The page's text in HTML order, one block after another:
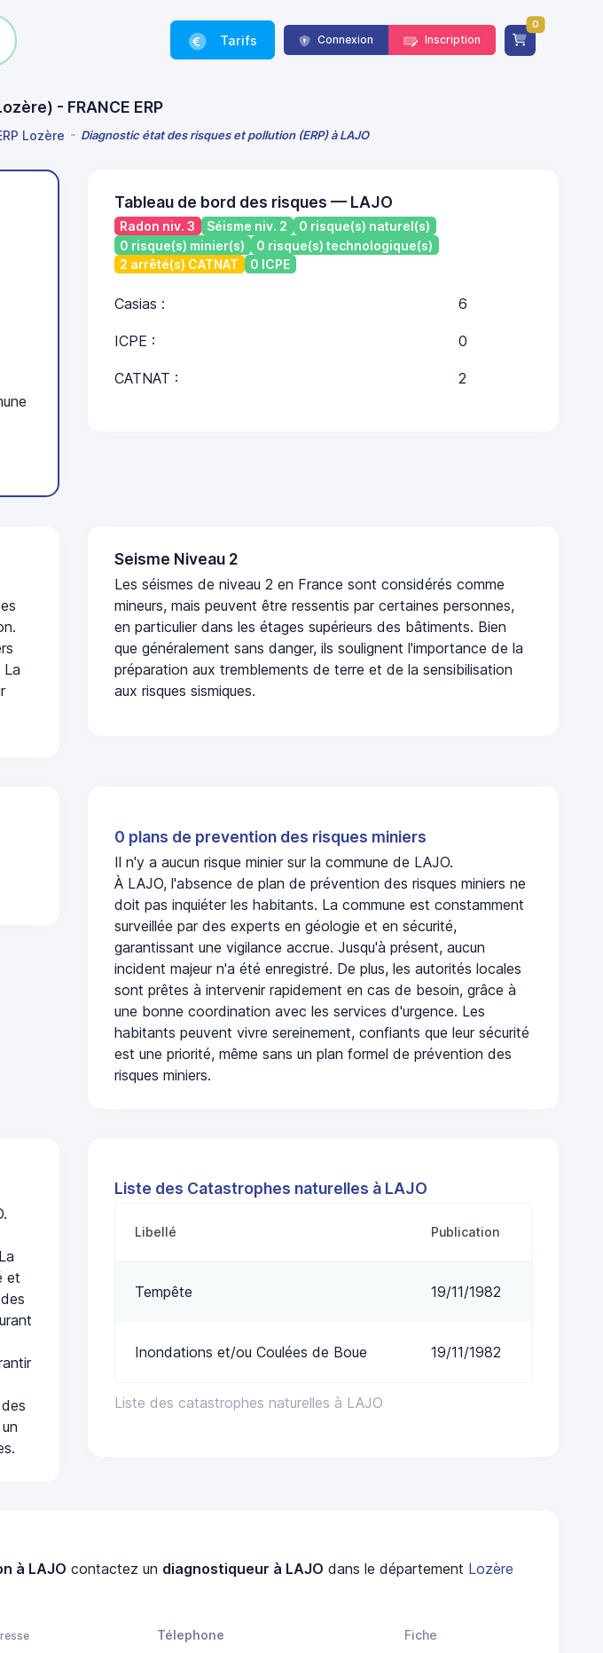
Tarifs Connexion Inscription
0
- FRANCE ERP
Lozère Diagnostic état des risques et pollution (ERP) à LAJO
Tableau de bord des risques — LAJO
Radon niv. 3 Séisme niv. 2
0 risque(s) naturel(s)
0 risque(s) minier(s)
0 risque(s) technologique(s)
2 arrêté(s) CATNAT
0 ICPE
Casias : 6
ICPE : 0
CATNAT : 2
La
Seisme Niveau 2
Les séismes de niveau 2 en France sont considérés comme
mineurs, mais peuvent être ressentis par certaines personnes,
en particulier dans les étages supérieurs des bâtiments. Bien
que généralement sans danger, ils soulignent l'importance de la
préparation aux tremblements de terre et de la sensibilisation
aux risques sismiques.
0 plans de prevention des risques miniers
Il n'y a aucun risque minier sur la commune de LAJO.
À LAJO, l'absence de plan de prévention des risques miniers ne
doit pas inquiéter les habitants. La commune est constamment
surveillée par des experts en géologie et en sécurité,
garantissant une vigilance accrue. Jusqu'à présent, aucun
incident majeur n'a été enregistré. De plus, les autorités locales
sont prêtes à intervenir rapidement en cas de besoin, grâce à
une bonne coordination avec les services d'urgence. Les
habitants peuvent vivre sereinement, confiants que leur sécurité
est une priorité, même sans un plan formel de prévention des
risques miniers.
et
Liste des Catastrophes naturelles à LAJO
Liste des catastrophes naturelles à LAJO
Libellé Publication
Tempête 19/11/1982
Inondations et/ou Coulées de Boue 19/11/1982
à LAJO contactez un diagnostiqueur à LAJO dans le département Lozère
Télephone Fiche